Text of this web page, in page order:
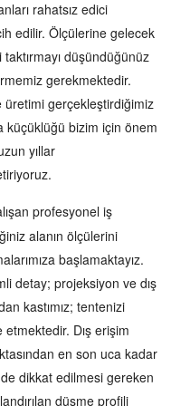
rahatsız edici
edilir. Ölçülerine gelecek
düşündüğünüz
gerekmektedir.
gerçekleştirdiğimiz
küçüklüğü bizim için önem
yıllar
profesyonel iş
alanın ölçülerini
başlamaktayız.
detay; projeksiyon ve dış
kastımız; tentenizi
Dış erişim
en son uca kadar
dikkat edilmesi gereken
düşme profili